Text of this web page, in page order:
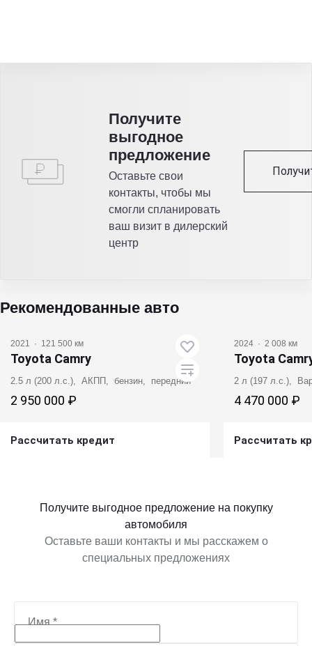
Получитe
выгодное
предложение
Оставьте свои
контакты, чтобы мы
смогли спланировать
ваш визит в дилерский
центр
Рекомендованные авто
2021 · 121 500 км
Toyota Camry
2.5 л (200 л.с.), АКПП, бензин, передний
2 950 000 ₽
Рассчитать кредит
2024 · 2 008 км
Toyota
2 л (197 л.с.),
4 470 000 ₽
Рассчитать
Получите выгодное предложение на покупку
автомобиля
Оставьте ваши контакты и мы расскажем о
специальных предложениях
Имя*